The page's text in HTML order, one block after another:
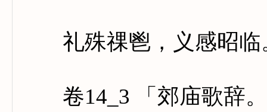
礼殊祼鬯，义感昭临
卷14_3 「郊庙歌辞。